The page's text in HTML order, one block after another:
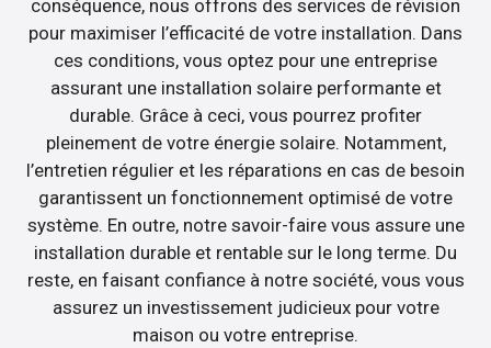
conséquence, nous offrons des services de révision
pour maximiser l’efficacité de votre installation. Dans
ces conditions, vous optez pour une entreprise
assurant une installation solaire performante et
durable. Grâce à ceci, vous pourrez profiter
pleinement de votre énergie solaire. Notamment,
l’entretien régulier et les réparations en cas de besoin
garantissent un fonctionnement optimisé de votre
système. En outre, notre savoir-faire vous assure une
installation durable et rentable sur le long terme. Du
reste, en faisant confiance à notre société, vous vous
assurez un investissement judicieux pour votre
maison ou votre entreprise.